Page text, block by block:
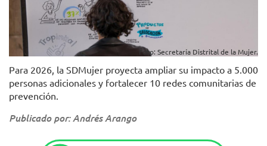
Foto: Secretaría Distrital de la Mujer.
Para 2026, la SDMujer proyecta ampliar su impacto a 5.000
personas adicionales y fortalecer 10 redes comunitarias de
prevención.
Publicado por: Andrés Arango